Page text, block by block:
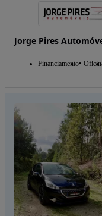
Jorge Pires
Financiamento